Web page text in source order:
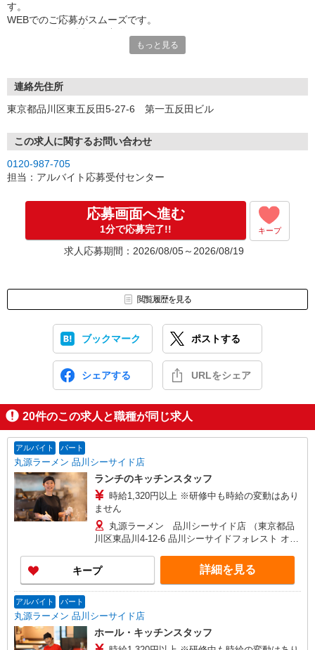
す。
WEBでのご応募がスムーズです。
もっと見る
連絡先住所
東京都品川区東五反田5-27-6 第一五反田ビル
この求人に関するお問い合わせ
0120-987-705
担当：アルバイト応募受付センター
応募画面へ進む
1分で応募完了!! キープ
求人応募期間：2026/08/05～2026/08/19
閲覧履歴を見る
ブックマーク ポストする
シェアする URLをシェア
20件のこの求人と職種が同じ求人
アルバイト パート
丸源ラーメン 品川シーサイド店
ランチのキッチンスタッフ
時給1,320円以上 ※研修中も時給の変動はあり
ません
丸源ラーメン 品川シーサイド店 （東京都品
川区東品川4-12-6 品川シーサイドフォレスト オー
キープ 詳細を見る
アルバイト パート
丸源ラーメン 品川シーサイド店
ホール・キッチンスタッフ